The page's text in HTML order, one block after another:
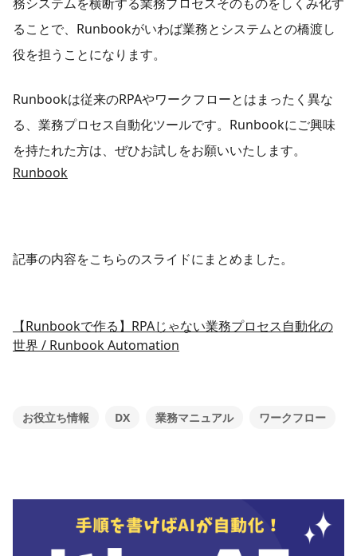
ることで、Runbookがいわば業務とシステムとの橋渡し
役を担うことになります。
Runbookは従来のRPAやワークフローとはまったく異な
る、業務プロセス自動化ツールです。Runbookにご興味
を持たれた方は、ぜひお試しをお願いいたします。
Runbook
記事の内容をこちらのスライドにまとめました。
【Runbookで作る】RPAじゃない業務プロセス自動化の
世界 / Runbook Automation
お役立ち情報 DX 業務マニュアル ワークフロー